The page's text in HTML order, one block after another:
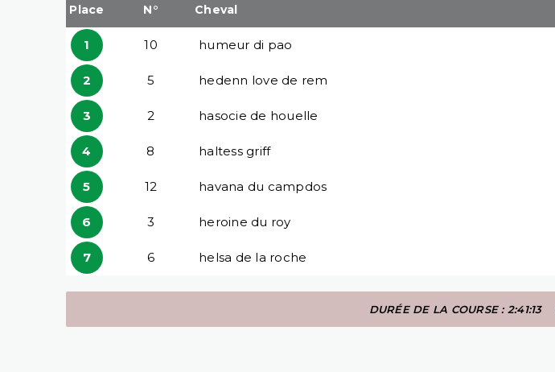
Place N° Cheval
1 10 humeur di pao
2 5 hedenn love de rem
3 2 hasocie de houelle
4 8 haltess griff
5 12 havana du campdos
6 3 heroine du roy
7 6 helsa de la roche
DURÉE DE LA COURSE : 2:41:13